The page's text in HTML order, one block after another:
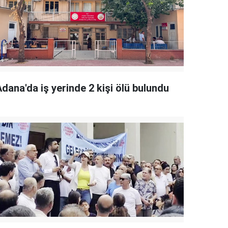
iş yerinde 2 kişi ölü bulundu